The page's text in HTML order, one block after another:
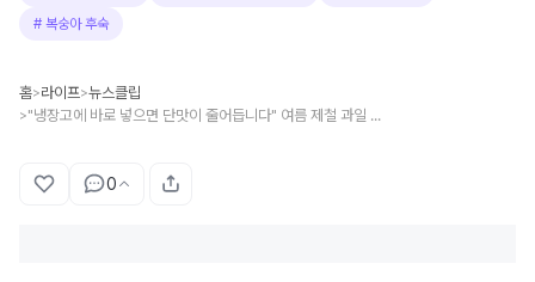
# 복숭아 후숙
홈>라이프>뉴스클립
> "냉장고에 바로 넣으면 단맛이 줄어듭니다" 여름 제철 과일 복숭아를 훨씬 맛있게 먹는 보관 방법
0